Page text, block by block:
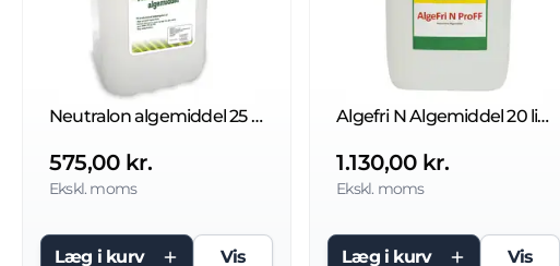
Neutralon algemiddel 25 liter
575,00 kr.
Ekskl. moms
Læg i kurv Vis
Algefri N Algemiddel 20 liter
1.130,00 kr.
Ekskl. moms
Læg i kurv Vis